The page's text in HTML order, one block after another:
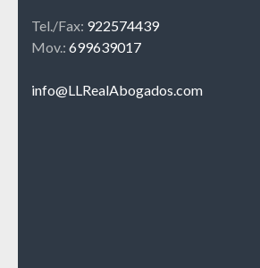
Tel./Fax: 922574439
Mov.: 699639017
info@LLRealAbogados.com